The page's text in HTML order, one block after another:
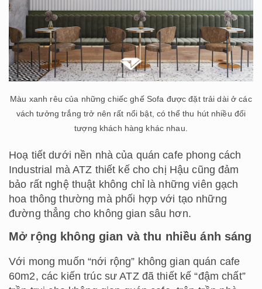
Màu xanh rêu của những chiếc ghế Sofa được đặt trải dài ở các
vách tưởng trắng trở nên rất nổi bật, có thể thu hút nhiều đối
tượng khách hàng khác nhau.
Hoạ tiết dưới nền nhà của quán cafe phong cách
Industrial mà ATZ thiết kế cho chị Hậu cũng đảm
bảo rất nghệ thuật không chỉ là những viên gạch
hoa thông thường mà phối hợp với tạo những
đường thẳng cho không gian sâu hơn.
Mở rộng không gian và thu nhiều ánh sáng
Với mong muốn “nới rộng” không gian quán cafe
60m2, các kiến trúc sư ATZ đã thiết kế “đậm chất”